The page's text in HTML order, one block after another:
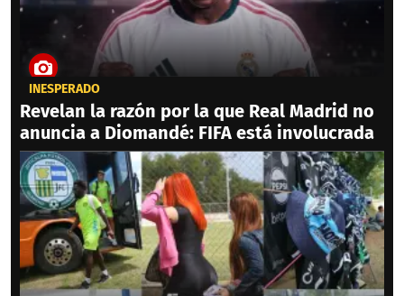
INESPERADO
Revelan la razón por la que Real Madrid no
anuncia a Diomandé: FIFA está involucrada